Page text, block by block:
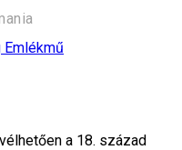
Emlékmű
a 18. század